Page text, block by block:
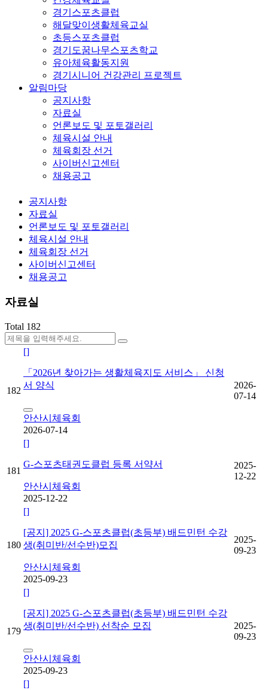
경기스포츠클럽
해달맞이생활체육교실
초등스포츠클럽
경기도꿈나무스포츠학교
유아체육활동지원
경기시니어 건강관리 프로젝트
알림마당
공지사항
자료실
언론보도 및 포토갤러리
체육시설 안내
체육회장 선거
사이버신고센터
채용공고
공지사항
자료실
언론보도 및 포토갤러리
체육시설 안내
체육회장 선거
사이버신고센터
채용공고
자료실
Total 182
182
[]
「2026년 찾아가는 생활체육지도 서비스」 신청
서 양식
안산시체육회
2026-07-14
2026-
07-14
181
[]
G-스포츠태권도클럽 등록 서약서
안산시체육회
2025-12-22
2025-
12-22
180
[]
[공지] 2025 G-스포츠클럽(초등부) 배드민턴 수강
생(취미반/선수반)모집
안산시체육회
2025-09-23
2025-
09-23
179
[]
[공지] 2025 G-스포츠클럽(초등부) 배드민턴 수강
생(취미반/선수반) 선착순 모집
안산시체육회
2025-09-23
2025-
09-23
[]